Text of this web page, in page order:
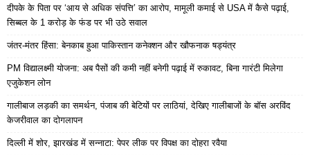
दीपके के पिता पर ‘आय से अधिक संपत्ति’ का आरोप, मामूली कमाई से USA में कैसे पढ़ाई,
सिब्बल के 1 करोड़ के फंड पर भी उठे सवाल
जंतर-मंतर हिंसा: बेनकाब हुआ पाकिस्तान कनेक्शन और खौफनाक षड्यंत्र
PM विद्यालक्ष्मी योजना: अब पैसों की कमी नहीं बनेगी पढ़ाई में रुकावट, बिना गारंटी मिलेगा
एजुकेशन लोन
गालीबाज लड़की का समर्थन, पंजाब की बेटियों पर लाठियां, देखिए गालीबाजों के बॉस अरविंद
केजरीवाल का दोगलापन
दिल्ली में शोर, झारखंड में सन्नाटा: पेपर लीक पर विपक्ष का दोहरा रवैया